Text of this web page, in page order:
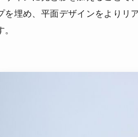
を埋め、平面デザインをよりリ